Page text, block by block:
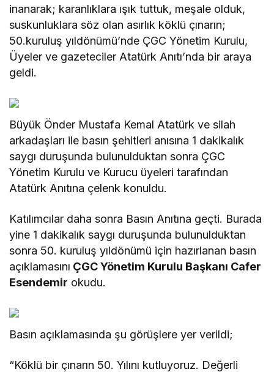
inanarak; karanlıklara ışık tuttuk, meşale olduk,
suskunluklara söz olan asırlık köklü çınarın;
50.kuruluş yıldönümü’nde ÇGC Yönetim Kurulu,
Üyeler ve gazeteciler Atatürk Anıtı’nda bir araya
geldi.
Büyük Önder Mustafa Kemal Atatürk ve silah
arkadaşları ile basın şehitleri anısına 1 dakikalık
saygı duruşunda bulunulduktan sonra ÇGC
Yönetim Kurulu ve Kurucu üyeleri tarafından
Atatürk Anıtına çelenk konuldu.
Katılımcılar daha sonra Basın Anıtına geçti. Burada
yine 1 dakikalık saygı duruşunda bulunulduktan
sonra 50. kuruluş yıldönümü için hazırlanan basın
açıklamasını ÇGC Yönetim Kurulu Başkanı Cafer
Esendemir okudu.
Basın açıklamasında şu görüşlere yer verildi;
“Köklü bir çınarın 50. Yılını kutluyoruz. Değerli